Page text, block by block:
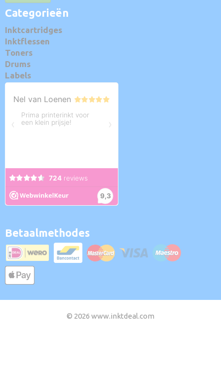
Categorieën
Inktcartridges
Inktflessen
Toners
Drums
Labels
Betaalmethodes
© 2026 www.inktdeal.com